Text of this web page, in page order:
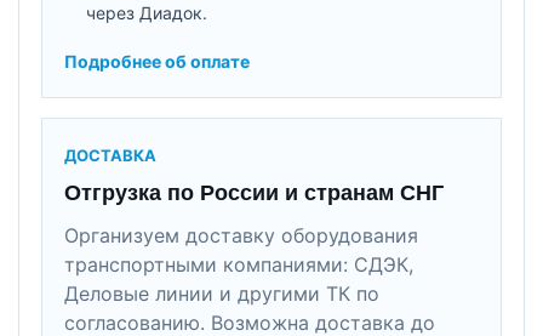
через Диадок.
Подробнее об оплате
ДОСТАВКА
Отгрузка по России и странам СНГ
Организуем доставку оборудования
транспортными компаниями: СДЭК,
Деловые линии и другими ТК по
согласованию. Возможна доставка до